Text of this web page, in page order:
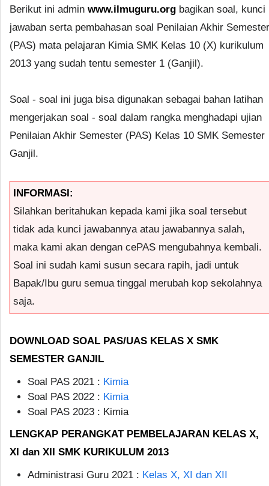
Berikut ini admin www.ilmuguru.org bagikan soal, kunci
jawaban serta pembahasan soal Penilaian Akhir Semester
(PAS) mata pelajaran Kimia SMK Kelas 10 (X) kurikulum
2013 yang sudah tentu semester 1 (Ganjil).
Soal - soal ini juga bisa digunakan sebagai bahan latihan
mengerjakan soal - soal dalam rangka menghadapi ujian
Penilaian Akhir Semester (PAS) Kelas 10 SMK Semester
Ganjil.
INFORMASI:
Silahkan beritahukan kepada kami jika soal tersebut
tidak ada kunci jawabannya atau jawabannya salah,
maka kami akan dengan cePAS mengubahnya kembali.
Soal ini sudah kami susun secara rapih, jadi untuk
Bapak/Ibu guru semua tinggal merubah kop sekolahnya
saja.
DOWNLOAD SOAL PAS/UAS KELAS X SMK
SEMESTER GANJIL
Soal PAS 2021 : Kimia
Soal PAS 2022 : Kimia
Soal PAS 2023 : Kimia
LENGKAP PERANGKAT PEMBELAJARAN KELAS X,
XI dan XII SMK KURIKULUM 2013
Administrasi Guru 2021 : Kelas X, XI dan XII